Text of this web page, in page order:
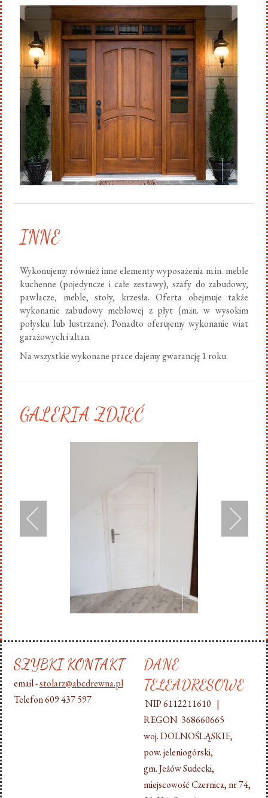
INNE
Wykonujemy również inne elementy wyposażenia m.in. meble
kuchenne (pojedyncze i całe zestawy), szafy do zabudowy,
pawlacze, meble, stoły, krzesła. Oferta obejmuje także
wykonanie zabudowy meblowej z płyt (m.in. w wysokim
połysku lub lustrzane). Ponadto oferujemy wykonanie wiat
garażowych i altan.
Na wszystkie wykonane prace dajemy gwarancję 1 roku.
GALERIA ZDJĘĆ
SZYBKI KONTAKT
email -stolarz@abcdrewna.pl
Telefon 609 437 597
DANE
TELEADRESOWE
NIP 6112211610 |
REGON 368660665
woj. DOLNOŚLĄSKIE,
pow. jeleniogórski,
gm. Jeżów Sudecki,
miejscowość Czernica, nr 74,
.